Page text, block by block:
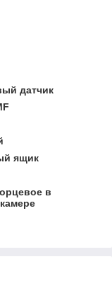
датчик
ящик
в